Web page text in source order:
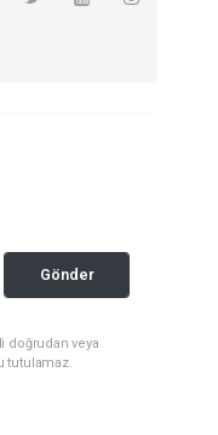
Gönder
doğrudan veya
tutulamaz.